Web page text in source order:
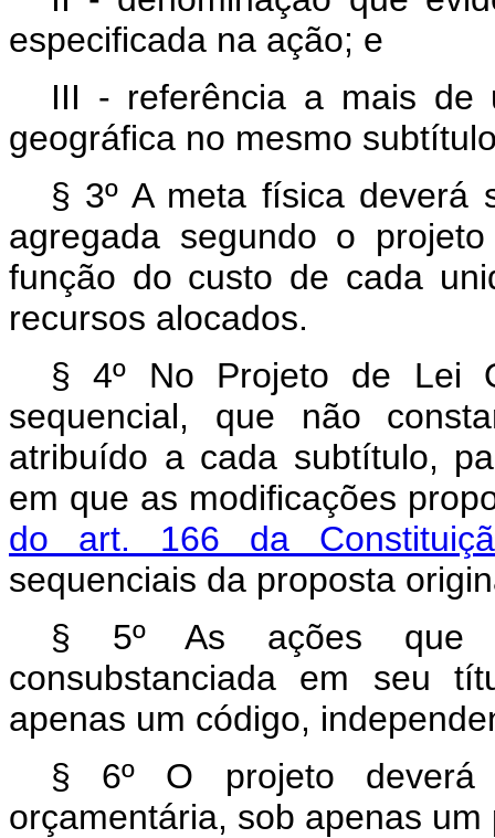
especificada na ação; e
III - referência a mais de
geográfica no mesmo
§ 3º A meta física deverá
agregada segundo o
função do custo de cada
recursos alocados.
§ 4º No Projeto de Lei
sequencial, que não
atribuído a cada subtítulo,
em que as modificações
do art. 166 da
sequenciais da proposta
§ 5º As ações que
consubstanciada em seu
apenas um código,
§ 6º O projeto deverá
orçamentária, sob apenas um